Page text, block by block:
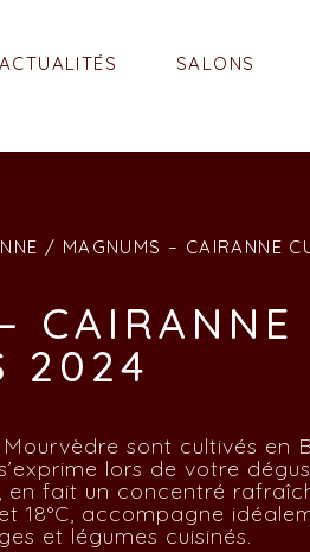
ACTUALITÉS SALONS
/ MAGNUMS – CAIRANNE
CAIRANNE
2024
Mourvèdre sont cultivés en
lors de votre
en fait un concentré
18°C, accompagne
et légumes cuisinés.